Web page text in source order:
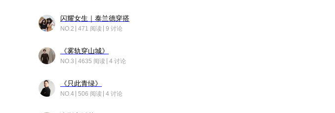
闪耀女生｜泰兰德穿搭
NO.2 471 阅读 9 讨论
《雾轨穿山城》
NO.3 4635 阅读 4 讨论
《只此青绿》
NO.4 506 阅读 4 讨论